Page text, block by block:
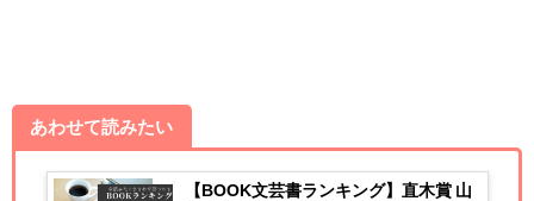
あわせて読みたい
【BOOK文芸書ランキング】直木賞 山